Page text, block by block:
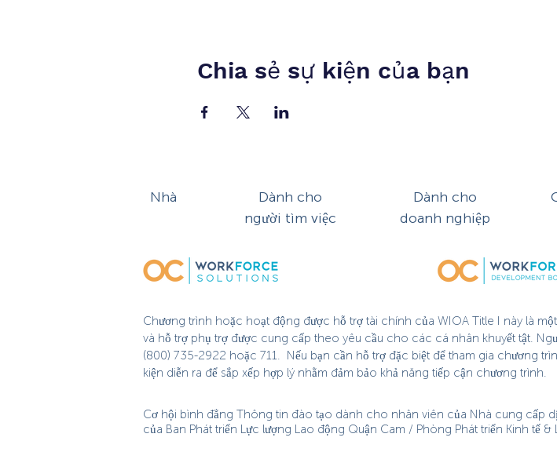
Chia sẻ sự kiện của bạn
Nhà
Dành cho
người tìm việc
Dành cho
doanh nghiệp
Chương trình hoặc hoạt động được hỗ trợ tài chính của WIOA Title I này là
và hỗ trợ phụ trợ được cung cấp theo yêu cầu cho các cá nhân khuyết tật.
(800) 735-2922 hoặc 711. Nếu bạn cần hỗ trợ đặc biệt để tham gia chương
kiện diễn ra để sắp xếp hợp lý nhằm đảm bảo khả năng tiếp cận chương trình.
Cơ hội bình đẳng Thông tin đào tạo dành cho nhân viên của Nhà cung cấp
của Ban Phát triển Lực lượng Lao động Quận Cam / Phòng Phát triển Kinh tế